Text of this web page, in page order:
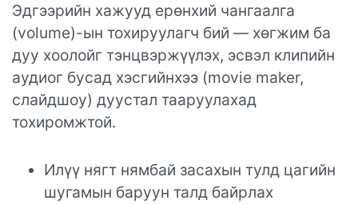
Эдгээрийн хажууд ерөнхий чангаалга
(volume)-ын тохируулагч бий — хөгжим ба
дуу хоолойг тэнцвэржүүлэх, эсвэл клипийн
аудиог бусад хэсгийнхээ (movie maker,
слайдшоу) дуустал тааруулахад
тохиромжтой.
Илүү нягт нямбай засахын тулд цагийн
шугамын баруун талд байрлах